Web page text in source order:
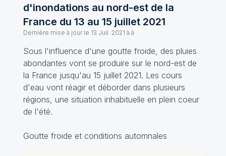
d'inondations au nord-est de la
France du 13 au 15 juillet 2021
Dernière mise à jour le 13 Juil. 2021 à à
Sous l'influence d'une goutte froide, des pluies
abondantes vont se produire sur le nord-est de
la France jusqu'au 15 juillet 2021. Les cours
d'eau vont réagir et déborder dans plusieurs
régions, une situation inhabituelle en plein coeur
de l'été.
Goutte froide et conditions automnales